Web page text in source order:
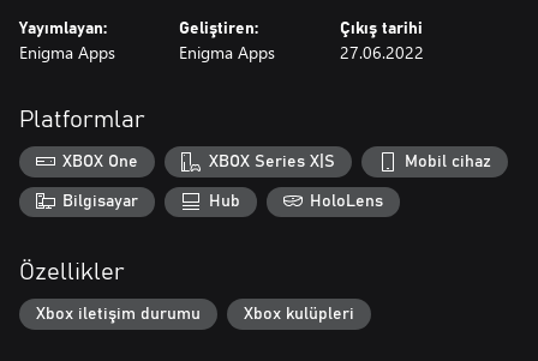
Yayımlayan:
Enigma Apps
Geliştiren:
Enigma Apps
Çıkış tarihi
27.06.2022
Platformlar
XBOX One XBOX Series X|S Mobil cihaz
Bilgisayar Hub HoloLens
Özellikler
Xbox iletişim durumu Xbox kulüpleri